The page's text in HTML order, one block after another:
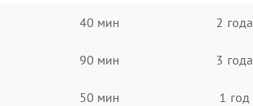
40 мин 2 года
90 мин 3 года
50 мин 1 год